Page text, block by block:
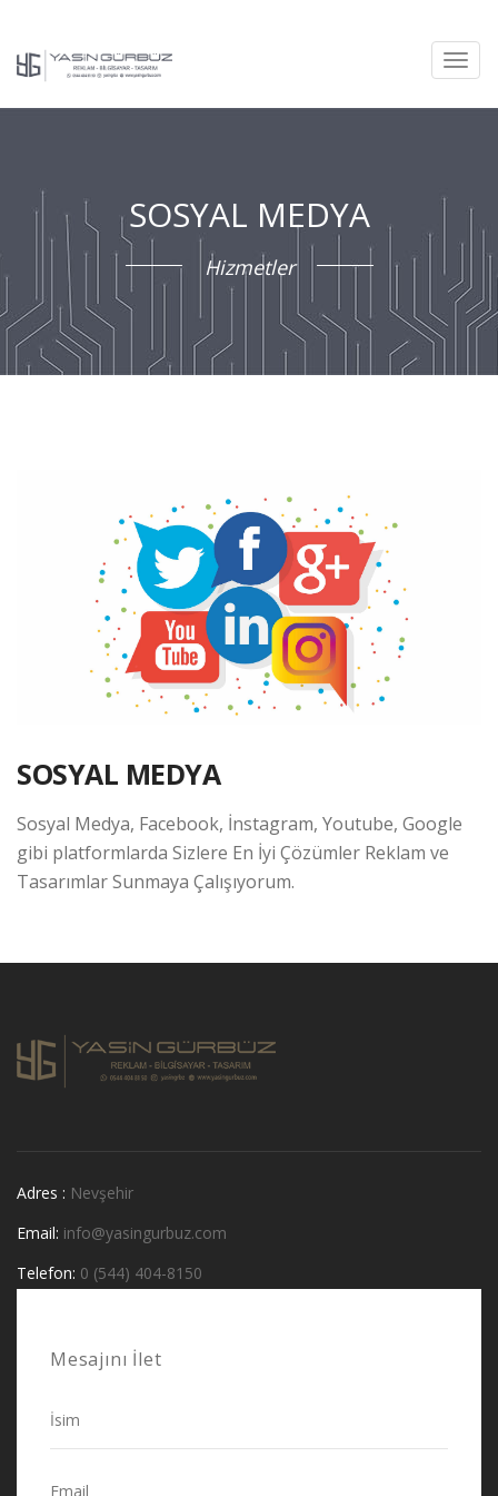
SOSYAL MEDYA
Hizmetler
SOSYAL MEDYA
Sosyal Medya, Facebook, İnstagram, Youtube, Google
gibi platformlarda Sizlere En İyi Çözümler Reklam ve
Tasarımlar Sunmaya Çalışıyorum.
Adres : Nevşehir
Email: info@yasingurbuz.com
Telefon: 0 (544) 404-8150
Mesajını İlet